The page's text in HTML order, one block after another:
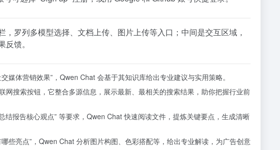
罗列多模型选择、文档上传、图片上传等入口；中间是交互区域，
馈。
媒体营销效果”，Qwen Chat 会基于其知识库给出专业建议与实用策略。
网搜索按钮，它整合多源信息，展示最新、最相关的搜索结果，助你把握行业前
结报告核心观点” 等要求，Qwen Chat 快速阅读文件，提炼关键要点，生成清晰
些亮点”，Qwen Chat 分析图片构图、色彩搭配等，给出专业解读，为广告创意